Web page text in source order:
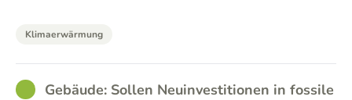
Klimaerwärmung
GOODGebäude: Sollen Neuinvestitionen in fossile